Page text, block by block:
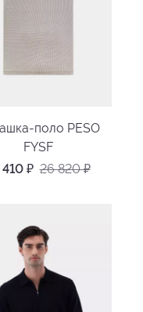
поло PESO
FYSF
410 ₽ 26 820₽